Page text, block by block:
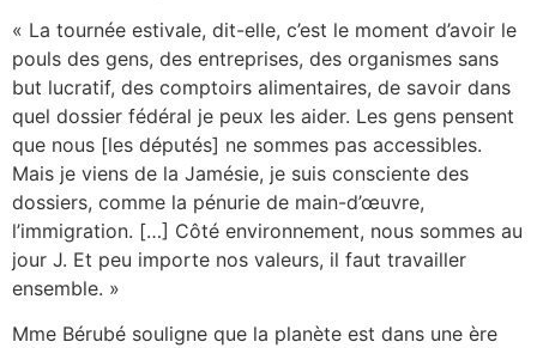
« La tournée estivale, dit-elle, c’est le moment d’avoir le
pouls des gens, des entreprises, des organismes sans
but lucratif, des comptoirs alimentaires, de savoir dans
quel dossier fédéral je peux les aider. Les gens pensent
que nous [les députés] ne sommes pas accessibles.
Mais je viens de la Jamésie, je suis consciente des
dossiers, comme la pénurie de main-d’œuvre,
l’immigration. […] Côté environnement, nous sommes au
jour J. Et peu importe nos valeurs, il faut travailler
ensemble. »
Mme Bérubé souligne que la planète est dans une ère